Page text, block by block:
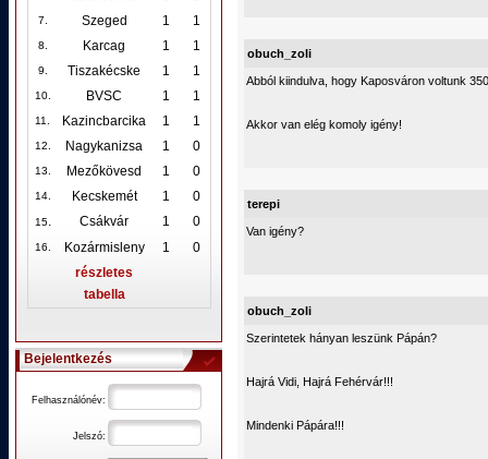
7. Szeged 1 1
8. Karcag 1 1
9. Tiszakécske 1 1
10. BVSC 1 1
11. Kazincbarcika 1 1
12. Nagykanizsa 1 0
13. Mezőkövesd 1 0
14. Kecskemét 1 0
15. Csákvár 1 0
16. Kozármisleny 1
0
részletes
tabella
Bejelentkezés
Felhasználónév:
Jelszó:
obuch_zoli
Abból kiindulva, hogy Kaposváron voltunk
Akkor van elég komoly igény!
terepi
Van igény?
obuch_zoli
Szerintetek hányan leszünk Pápán?
Hajrá Vidi, Hajrá Fehérvár!!!
Mindenki Pápára!!!